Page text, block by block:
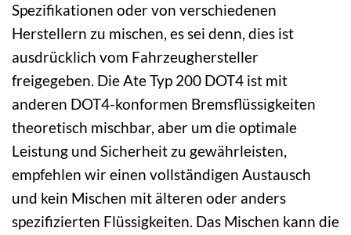
Spezifikationen oder von verschiedenen
Herstellern zu mischen, es sei denn, dies ist
ausdrücklich vom Fahrzeughersteller
freigegeben. Die Ate Typ 200 DOT4 ist mit
anderen DOT4-konformen Bremsflüssigkeiten
theoretisch mischbar, aber um die optimale
Leistung und Sicherheit zu gewährleisten,
empfehlen wir einen vollständigen Austausch
und kein Mischen mit älteren oder anders
spezifizierten Flüssigkeiten. Das Mischen kann die